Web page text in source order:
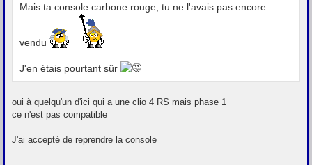
Mais ta console carbone rouge, tu ne l'avais pas encore
vendu
J'en étais pourtant sûr
oui à quelqu'un d'ici qui a une clio 4 RS mais phase 1
ce n'est pas compatible
J'ai accepté de reprendre la console